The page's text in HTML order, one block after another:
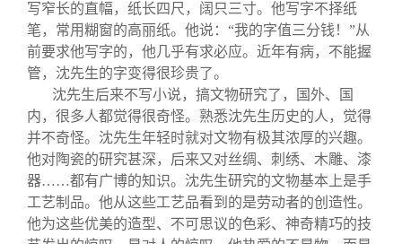
写窄长的直幅，纸长四尺，阔只三寸。他写字不择纸
笔，常用糊窗的高丽纸。他说：“我的字值三分钱！”从
前要求他写字的，他几乎有求必应。近年有病，不能握
管，沈先生的字变得很珍贵了。
沈先生后来不写小说，搞文物研究了，国外、国
内，很多人都觉得很奇怪。熟悉沈先生历史的人，觉得
并不奇怪。沈先生年轻时就对文物有极其浓厚的兴趣。
他对陶瓷的研究甚深，后来又对丝绸、刺绣、木雕、漆
器……都有广博的知识。沈先生研究的文物基本上是手
工艺制品。他从这些工艺品看到的是劳动者的创造性。
他为这些优美的造型、不可思议的色彩、神奇精巧的技